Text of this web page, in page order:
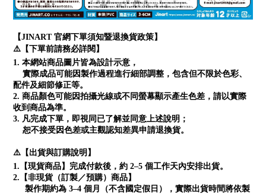
【JINART 官網下單須知暨退換貨政策】
⚠️【下單前請務必詳閱】
1. 本網站商品圖片皆為設計示意，
實際成品可能因製作過程進行細部調整，包含但不限於色彩、
配件及細節修正等。
2. 商品顏色可能因拍攝光線或不同螢幕顯示產生色差，請以實際
收到商品為準。
3. 凡完成下單，即視同已了解並同意上述說明；
恕不接受因色差或主觀認知差異申請退換貨。
⚠️【出貨與訂購說明】
1.【現貨商品】完成付款後，約 2–5 個工作天內安排出貨。
2.【非現貨（訂製／預購）商品】
製作期約為 3–4 個月（不含國定假日），實際出貨時間將依製